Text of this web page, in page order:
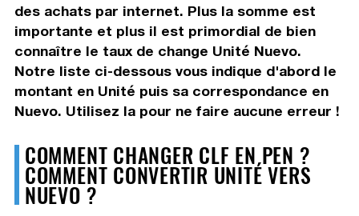
des achats par internet. Plus la somme est
importante et plus il est primordial de bien
connaître le taux de change Unité Nuevo.
Notre liste ci-dessous vous indique d'abord le
montant en Unité puis sa correspondance en
Nuevo. Utilisez la pour ne faire aucune erreur !
COMMENT CHANGER CLF EN PEN ?
COMMENT CONVERTIR UNITÉ VERS
NUEVO ?